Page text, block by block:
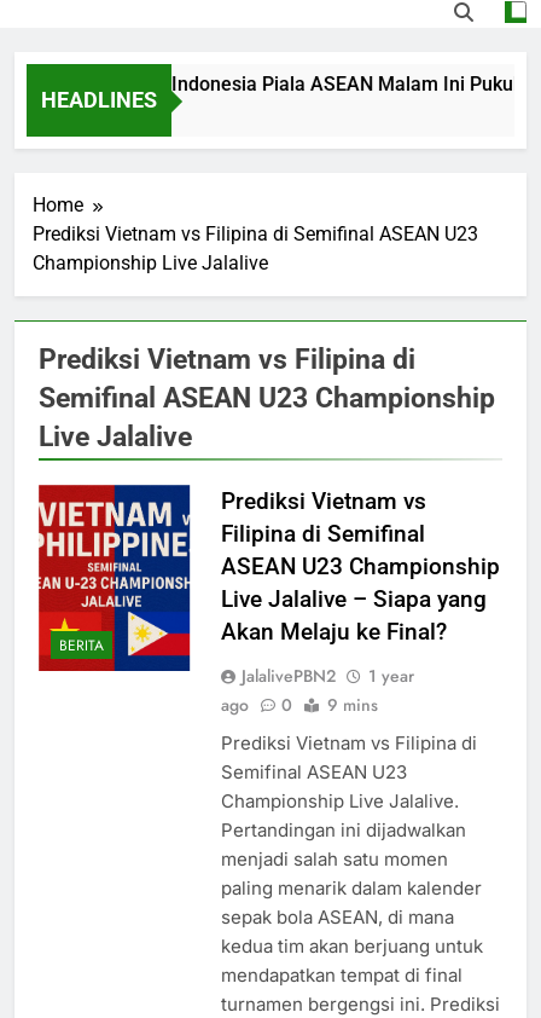
HEADLINES
Duel Singapura vs Indonesia Piala ASEAN Malam Ini Pukul
5 Hours Ago
Home
Prediksi Vietnam vs Filipina di Semifinal ASEAN U23
Championship Live Jalalive
Prediksi Vietnam vs Filipina di
Semifinal ASEAN U23 Championship
Live Jalalive
BERITA
Prediksi Vietnam vs
Filipina di Semifinal
ASEAN U23 Championship
Live Jalalive – Siapa yang
Akan Melaju ke Final?
JalalivePBN2
1 year
ago
0 9 mins
Prediksi Vietnam vs Filipina di
Semifinal ASEAN U23
Championship Live Jalalive.
Pertandingan ini dijadwalkan
menjadi salah satu momen
paling menarik dalam kalender
sepak bola ASEAN, di mana
kedua tim akan berjuang untuk
mendapatkan tempat di final
turnamen bergengsi ini. Prediksi